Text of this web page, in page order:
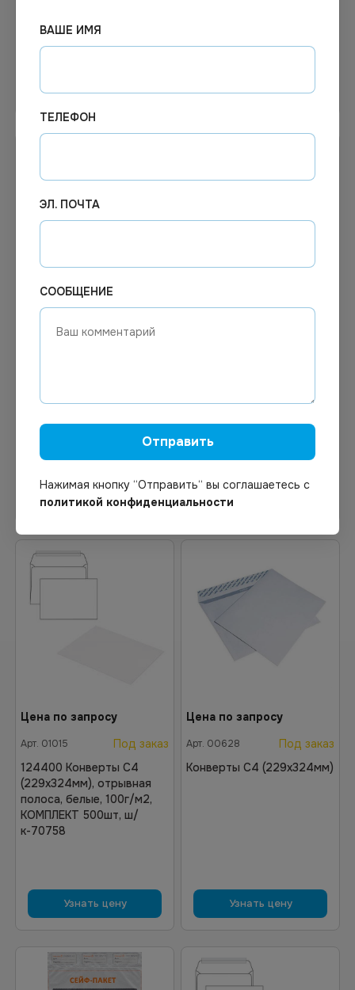
9.91₽
02440
В наличии
В корзину
Цена по запросу
1000шт, внутренняя
запечатка, Е65.
Цена по запросу
Арт. 01015
Под заказ
124400 Конверты С4
(229х324мм), отрывная
полоса, белые, 100г/м2,
КОМПЛЕКТ 500шт, ш/
к-70758
Узнать цену
Цена по запросу
Арт. 00628
Под заказ
Конверты С4 (229х324мм)
Узнать цену
ВАШЕ ИМЯ
ТЕЛЕФОН
ЭЛ. ПОЧТА
СООБЩЕНИЕ
Отправить
Нажимая кнопку “Отправить“ вы соглашаетесь с
политикой конфиденциальности